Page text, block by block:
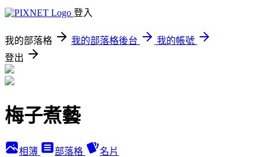
登入
我的部落格 我的部落格後台
我的帳號
登出
梅子煮藝
相簿 部落格 名片